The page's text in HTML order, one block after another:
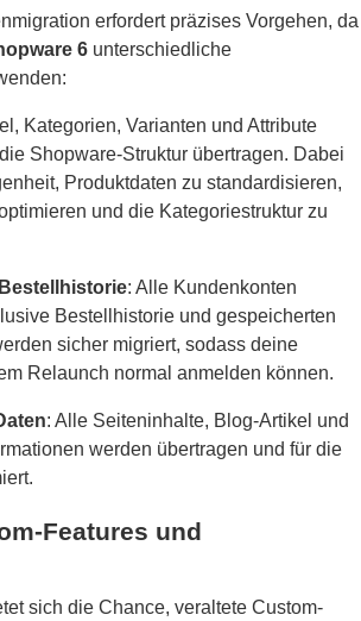
erfordert präzises Vorgehen, da
6 unterschiedliche
Kategorien, Varianten und Attribute
Shopware-Struktur übertragen. Dabei
Produktdaten zu standardisieren,
und die Kategoriestruktur zu
: Alle Kundenkonten
Bestellhistorie und gespeicherten
sicher migriert, sodass deine
Relaunch normal anmelden können.
: Alle Seiteninhalte, Blog-Artikel und
werden übertragen und für die
Features und
sich die Chance, veraltete Custom-